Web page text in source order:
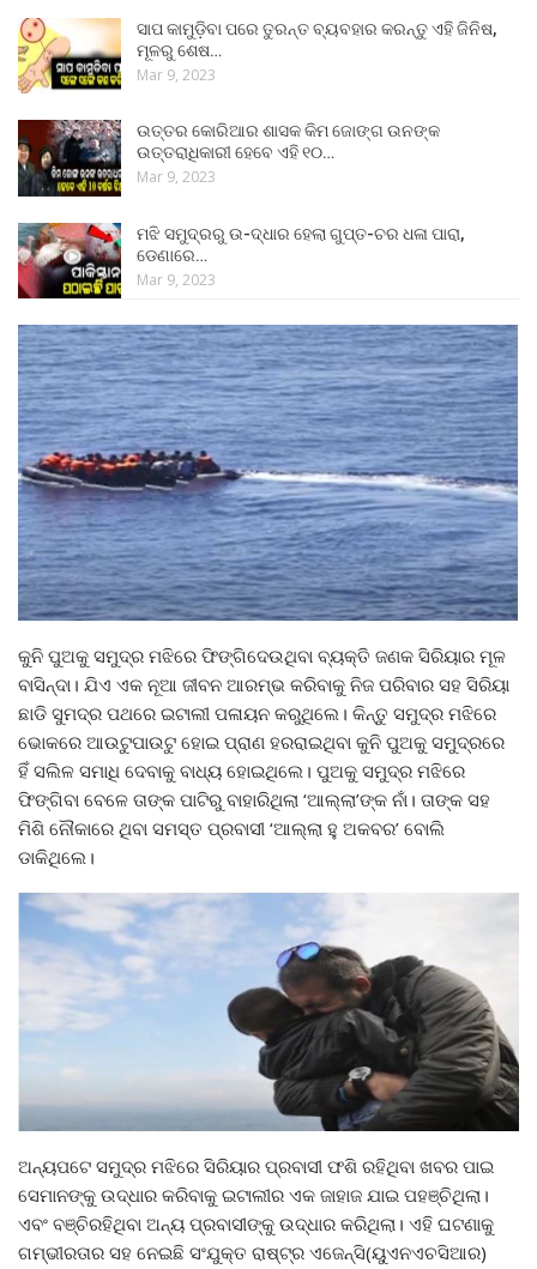
ସାପ କାମୁଡ଼ିବା ପରେ ତୁରନ୍ତ ବ୍ୟବହାର କରନ୍ତୁ ଏହି ଜିନିଷ,
ମୂଳରୁ ଶେଷ…
Mar 9, 2023
ଉତ୍ତର କୋରିଆର ଶାସକ କିମ ଜୋଙ୍ଗ ଉନଙ୍କ
ଉତ୍ତରାଧିକାରୀ ହେବେ ଏହି ୧୦…
Mar 9, 2023
ମଝି ସମୁଦ୍ରରୁ ଉ-ଦ୍ଧାର ହେଲା ଗୁପ୍ତ-ଚର ଧଳା ପାରା,
ଡେଣାରେ…
Mar 9, 2023
କୁନି ପୁଅକୁ ସମୁଦ୍ର ମଝିରେ ଫିଙ୍ଗିଦେଉଥିବା ବ୍ୟକ୍ତି ଜଣକ ସିରିୟାର ମୂଳ
ବାସିନ୍ଦା। ଯିଏ ଏକ ନୂଆ ଜୀବନ ଆରମ୍ଭ କରିବାକୁ ନିଜ ପରିବାର ସହ ସିରିୟା
ଛାଡି ସୁମଦ୍ର ପଥରେ ଇଟାଲୀ ପଳାୟନ କରୁଥିଲେ। କିନ୍ତୁ ସମୁଦ୍ର ମଝିରେ
ଭୋକରେ ଆଉଟୁପାଉଟୁ ହୋଇ ପ୍ରାଣ ହରରାଇଥିବା କୁନି ପୁଅକୁ ସମୁଦ୍ରରେ
ହିଁ ସଲିଳ ସମାଧି ଦେବାକୁ ବାଧ୍ୟ ହୋଇଥିଲେ। ପୁଅକୁ ସମୁଦ୍ର ମଝିରେ
ଫିଙ୍ଗିବା ବେଳେ ତାଙ୍କ ପାଟିରୁ ବାହାରିଥିଲା ‘ଆଲ୍ଲା’ଙ୍କ ନାଁ। ତାଙ୍କ ସହ
ମିଶି ନୌକାରେ ଥିବା ସମସ୍ତ ପ୍ରବାସୀ ‘ଆଲ୍ଲା ହୁ ଅକବର’ ବୋଲି
ଡାକିଥିଲେ।
ଅନ୍ୟପଟେ ସମୁଦ୍ର ମଝିରେ ସିରିୟାର ପ୍ରବାସୀ ଫଶି ରହିଥିବା ଖବର ପାଇ
ସେମାନଙ୍କୁ ଉଦ୍ଧାର କରିବାକୁ ଇଟାଲୀର ଏକ ଜାହାଜ ଯାଇ ପହଞ୍ଚିଥିଲା।
ଏବଂ ବଞ୍ଚିରହିଥିବା ଅନ୍ୟ ପ୍ରବାସୀଙ୍କୁ ଉଦ୍ଧାର କରିଥିଲା। ଏହି ଘଟଣାକୁ
ଗମ୍ଭୀରତାର ସହ ନେଇଛି ସଂଯୁକ୍ତ ରାଷ୍ଟ୍ର ଏଜେନ୍ସି(ୟୁଏନଏଚସିଆର)